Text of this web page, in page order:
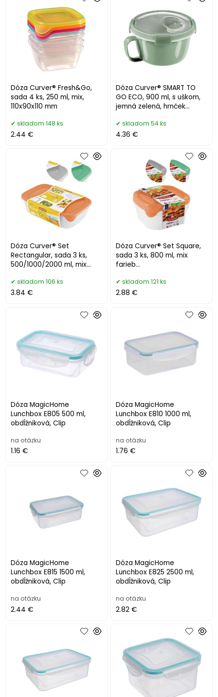
Dóza Curver® Fresh&Go,
sada 4 ks, 250 ml, mix,
110x90x110 mm
skladom 148 ks
2.44 €
Dóza Curver® SMART TO
GO ECO, 900 ml, s uškom,
jemná zelená, hrnček
skladom 54 ks
4.36 €
Dóza Curver® Set
Rectangular, sada 3 ks,
500/1000/2000 ml, mix
mint/sivá/broskyňová
skladom 106 ks
3.84 €
Dóza Curver® Set Square,
sada 3 ks, 800 ml, mix
farieb
155x155x110 mm
skladom 121 ks
2.88 €
Dóza MagicHome
Lunchbox E805 500 ml,
obdĺžniková, Clip
na otázku
1.16 €
Dóza MagicHome
Lunchbox E810 1000 ml,
obdĺžniková, Clip
na otázku
1.76 €
Dóza MagicHome
Lunchbox E815 1500 ml,
obdĺžniková, Clip
na otázku
2.44 €
Dóza MagicHome
Lunchbox E825 2500 ml,
obdĺžniková, Clip
na otázku
2.82 €